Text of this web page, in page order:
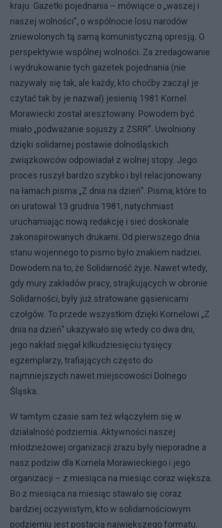
kraju. Gazetki pojednania – mówiące o „waszej i
naszej wolności”, o wspólnocie losu narodów
zniewolonych tą samą komunistyczną opresją. O
perspektywie wspólnej wolności. Za zredagowanie
i wydrukowanie tych gazetek pojednania (nie
nazywały się tak, ale każdy, kto choćby zaczął je
czytać tak by je nazwał) jesienią 1981 Kornel
Morawiecki został aresztowany. Powodem być
miało „podważanie sojuszy z ZSRR”. Uwolniony
dzięki solidarnej postawie dolnośląskich
związkowców odpowiadał z wolnej stopy. Jego
proces ruszył bardzo szybko i był relacjonowany
na łamach pisma „Z dnia na dzień”. Pisma, które to
on uratował 13 grudnia 1981, natychmiast
uruchamiając nową redakcję i sieć doskonale
zakonspirowanych drukarni. Od pierwszego dnia
stanu wojennego to pismo było znakiem nadziei.
Dowodem na to, że Solidarność żyje. Nawet wtedy,
gdy mury zakładów pracy, strajkujących w obronie
Solidarności, były już stratowane gąsienicami
czołgów. To przede wszystkim dzięki Kornelowi „Z
dnia na dzień” ukazywało się wtedy co dwa dni,
jego nakład sięgał kilkudziesięciu tysięcy
egzemplarzy, trafiających często do
najmniejszych nawet miejscowości Dolnego
Śląska.
W tamtym czasie sam też włączyłem się w
działalność podziemia. Aktywności naszej
młodzieżowej organizacji zrazu były nieporadne a
nasz podziw dla Kornela Morawieckiego i jego
organizacji – z miesiąca na miesiąc coraz większa.
Bo z miesiąca na miesiąc stawało się coraz
bardziej oczywistym, kto w solidarnościowym
podziemiu jest postacią największego formatu.